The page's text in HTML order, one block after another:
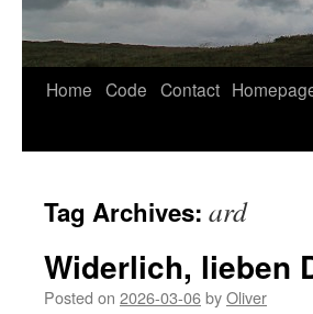
Home Code Contact
Tag Archives: ard
Widerlich, lieben
Posted on 2026-03-06byOliver